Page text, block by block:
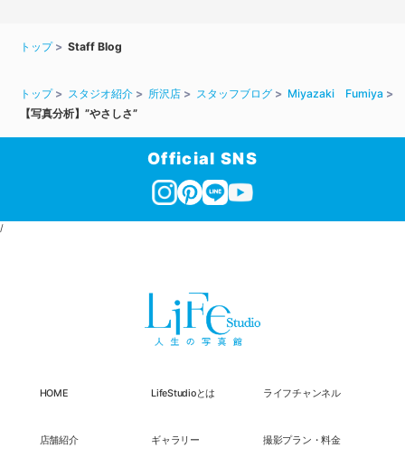
トップ Staff Blog
トップ スタジオ紹介 所沢店 スタッフブログ
Miyazaki Fumiya
【写真分析】”やさしさ”
Official SNS
/
HOME LifeStudioとは ライフチャンネル
店舗紹介 ギャラリー 撮影プラン・料金